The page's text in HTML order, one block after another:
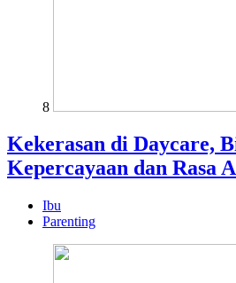
8
Kekerasan di Daycare,
Kepercayaan dan Rasa
Ibu
Parenting